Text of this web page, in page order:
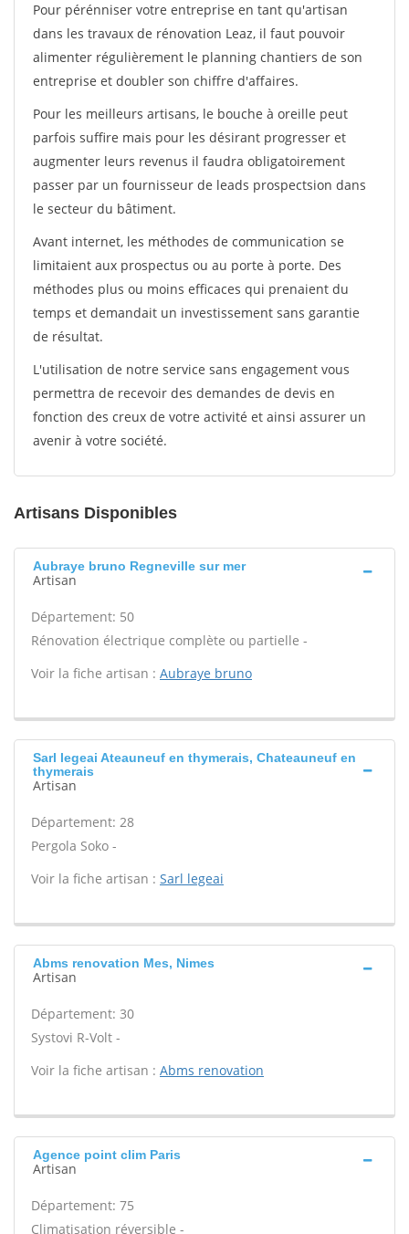
Pour pérénniser votre entreprise en tant qu'artisan
dans les travaux de rénovation Leaz, il faut pouvoir
alimenter régulièrement le planning chantiers de son
entreprise et doubler son chiffre d'affaires.
Pour les meilleurs artisans, le bouche à oreille peut
parfois suffire mais pour les désirant progresser et
augmenter leurs revenus il faudra obligatoirement
passer par un fournisseur de leads prospectsion dans
le secteur du bâtiment.
Avant internet, les méthodes de communication se
limitaient aux prospectus ou au porte à porte. Des
méthodes plus ou moins efficaces qui prenaient du
temps et demandait un investissement sans garantie
de résultat.
L'utilisation de notre service sans engagement vous
permettra de recevoir des demandes de devis en
fonction des creux de votre activité et ainsi assurer un
avenir à votre société.
Artisans Disponibles
Aubraye bruno Regneville sur mer
Artisan
Département: 50
Rénovation électrique complète ou partielle -
Voir la fiche artisan : Aubraye bruno
Sarl legeai Ateauneuf en thymerais, Chateauneuf en
thymerais
Artisan
Département: 28
Pergola Soko -
Voir la fiche artisan : Sarl legeai
Abms renovation Mes, Nimes
Artisan
Département: 30
Systovi R-Volt -
Voir la fiche artisan : Abms renovation
Agence point clim Paris
Artisan
Département: 75
Climatisation réversible -